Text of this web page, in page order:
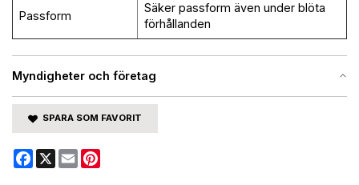
Myndigheter och företag
Passform
Säker passform även under blöta
förhållanden
SPARA SOM FAVORIT
Facebook
X Email